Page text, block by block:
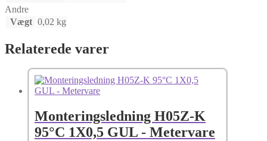
Andre
Vægt 0,02 kg
Relaterede varer
Monteringsledning H05Z-K
95°C 1X0,5 GUL - Metervare